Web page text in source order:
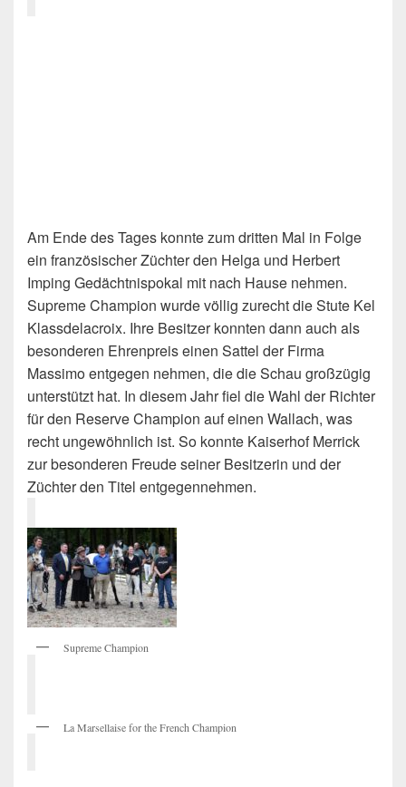
Am Ende des Tages konnte zum dritten Mal in Folge
ein französischer Züchter den Helga und Herbert
Imping Gedächtnispokal mit nach Hause nehmen.
Supreme Champion wurde völlig zurecht die Stute Kel
Klassdelacroix. Ihre Besitzer konnten dann auch als
besonderen Ehrenpreis einen Sattel der Firma
Massimo entgegen nehmen, die die Schau großzügig
unterstützt hat. In diesem Jahr fiel die Wahl der Richter
für den Reserve Champion auf einen Wallach, was
recht ungewöhnlich ist. So konnte Kaiserhof Merrick
zur besonderen Freude seiner Besitzerin und der
Züchter den Titel entgegennehmen.
Supreme Champion
La Marsellaise for the French Champion